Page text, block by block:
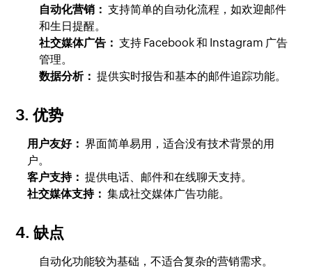
自动化营销： 支持简单的自动化流程，如欢迎邮件
和生日提醒。
社交媒体广告： 支持 Facebook 和 Instagram 广告
管理。
数据分析： 提供实时报告和基本的邮件追踪功能。
3. 优势
用户友好： 界面简单易用，适合没有技术背景的用
户。
客户支持： 提供电话、邮件和在线聊天支持。
社交媒体支持： 集成社交媒体广告功能。
4. 缺点
自动化功能较为基础，不适合复杂的营销需求。